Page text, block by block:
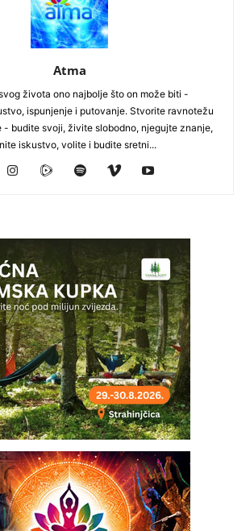
Atma
života ono najbolje što on može biti -
ispunjenje i putovanje. Stvorite ravnotežu
- budite svoji, živite slobodno, njegujte znanje,
iskustvo, volite i budite sretni...